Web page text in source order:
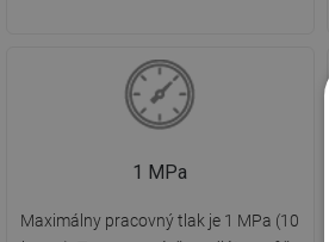
1 MPa
Maximálny pracovný tlak je 1 MPa (10